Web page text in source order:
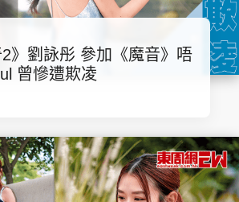
2》劉詠彤 參加《魔音》唔
曾慘遭欺凌